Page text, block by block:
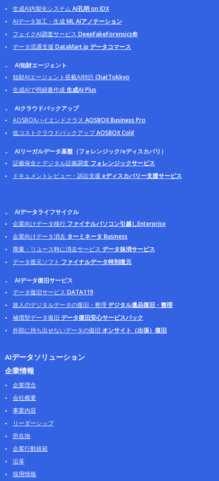
生成AI内製化システム AI孔明 on IDX
AIデータ加工・生成ML AIアノテーション
フェイクAI調査サービス DeepFakeForensics®
データ流通支援 DataMart.jp データコマース
AI知財エージェント
知財AIエージェント搭載AI特許ChatTokkyo
生成AIで明細書作成生成AI Plus
AIクラウドバックアップ
AOSBOXハイエンドクラス AOSBOX Business Pro
低コストクラウドバックアップAOSBOX Cold
AIリーガルデータ基盤（フォレンジック/eディスカバリ）
証拠保全とデジタル証拠調査 フォレンジックサービス
ドキュメントレビュー・訴訟支援 eディスカバリー支援サービス
AIデータライフサイクル
企業向けデータ移行 ファイナルパソコン引越しEnterprise
企業向けデータ消去 ターミネータ Business
廃棄・リユース時に消去サービス データ抹消サービス
データ復元ソフト ファイナルデータ特別復元
AIデータ復旧サービス
データ復旧サービス DATA119
故人のデジタルデータの復旧・整理 デジタル遺品復旧・整理
補償型データ復旧 データ復旧安心サービスパック
外部に持ち出せないデータの復旧 オンサイト（出張）復旧
AIデータソリューション
企業情報
企業理念
会社概要
事業内容
リーダーシップ
所在地
企業行動規範
沿革
採用情報